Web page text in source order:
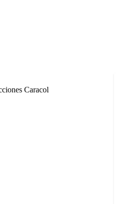
Caracol